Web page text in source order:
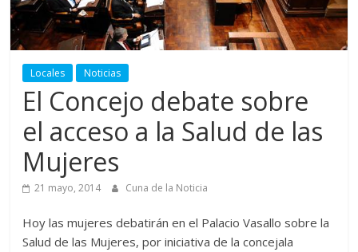
Locales Noticias
El Concejo debate sobre
el acceso a la Salud de las
Mujeres
21 mayo, 2014 Cuna de la Noticia
Hoy las mujeres debatirán en el Palacio Vasallo sobre la
Salud de las Mujeres, por iniciativa de la concejala